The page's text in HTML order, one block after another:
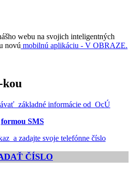
webu na svojich inteligentných
novú mobilnú aplikáciu - V OBRAZE.
základné informácie od OcÚ
formou SMS
a zadajte svoje telefónne číslo
ČÍSLO